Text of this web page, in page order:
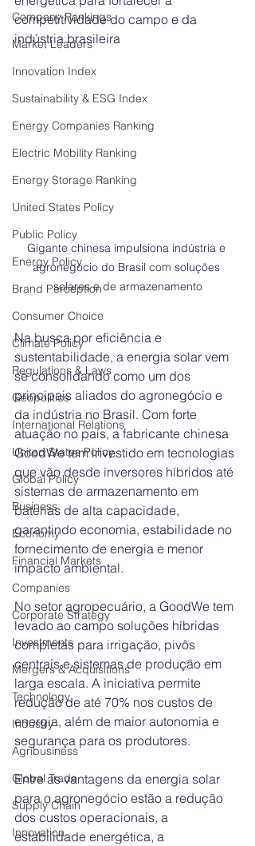
Company Rankings
Market Leaders
Innovation Index
Sustainability & ESG Index
Energy Companies Ranking
Electric Mobility Ranking
Energy Storage Ranking
United States Policy
Public Policy
Energy Policy
Brand Perception
Consumer Choice
Climate Policy
Regulations & Laws
Geopolitics
International Relations
United States Policy
Global Policy
Business
Economy
Financial Markets
Companies
Corporate Strategy
Investments
Mergers & Acquisitions
Technology
Industry
Agribusiness
Global Trade
Supply Chain
Innovation
competitividade do campo e da
indústria brasileira
Gigante chinesa impulsiona indústria e
agronegócio do Brasil com soluções
solares e de armazenamento
Na busca por eficiência e
sustentabilidade, a energia solar vem
se consolidando como um dos
principais aliados do agronegócio e
da indústria no Brasil. Com forte
atuação no país, a fabricante chinesa
GoodWe tem investido em tecnologias
que vão desde inversores híbridos até
sistemas de armazenamento em
baterias de alta capacidade,
garantindo economia, estabilidade no
fornecimento de energia e menor
impacto ambiental.
No setor agropecuário, a GoodWe tem
levado ao campo soluções híbridas
completas para irrigação, pivôs
centrais e sistemas de produção em
larga escala. A iniciativa permite
redução de até 70% nos custos de
energia, além de maior autonomia e
segurança para os produtores.
Entre as vantagens da energia solar
para o agronegócio estão a redução
dos custos operacionais, a
estabilidade energética, a